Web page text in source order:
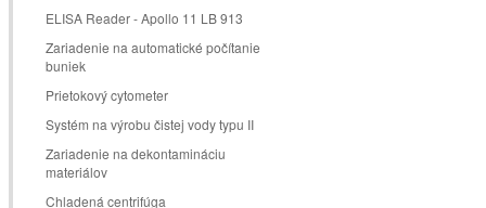
ELISA Reader - Apollo 11 LB 913
Zariadenie na automatické počítanie
buniek
Prietokový cytometer
Systém na výrobu čistej vody typu II
Zariadenie na dekontamináciu
materiálov
Chladená centrifúga